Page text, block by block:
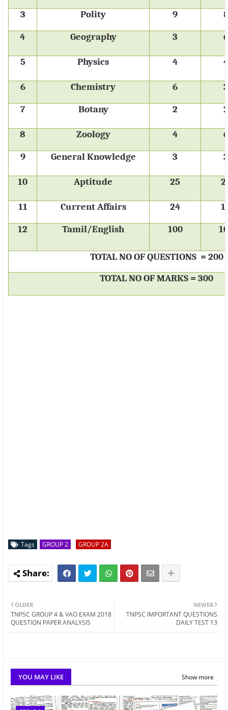
3 Polity 9
4
Geography 3 6
5 Physics 4
6 Chemistry 6
3
7
Botany 2 2
8 Zoology 4
6
9
General Knowledge 3 3
10 Aptitude 25
11 Current Affairs 24
12
Tamil/English 100
TOTAL NO OF QUESTIONS = 200
TOTAL NO OF MARKS = 300
Tags GROUP 2 GROUP 2A
NEWER
TNPSC IMPORTANT QUESTIONS
DAILY TEST 13
OLDER
TNPSC GROUP 4 & VAO EXAM 2018
QUESTION PAPER ANALYSIS
YOU MAY LIKE Show more